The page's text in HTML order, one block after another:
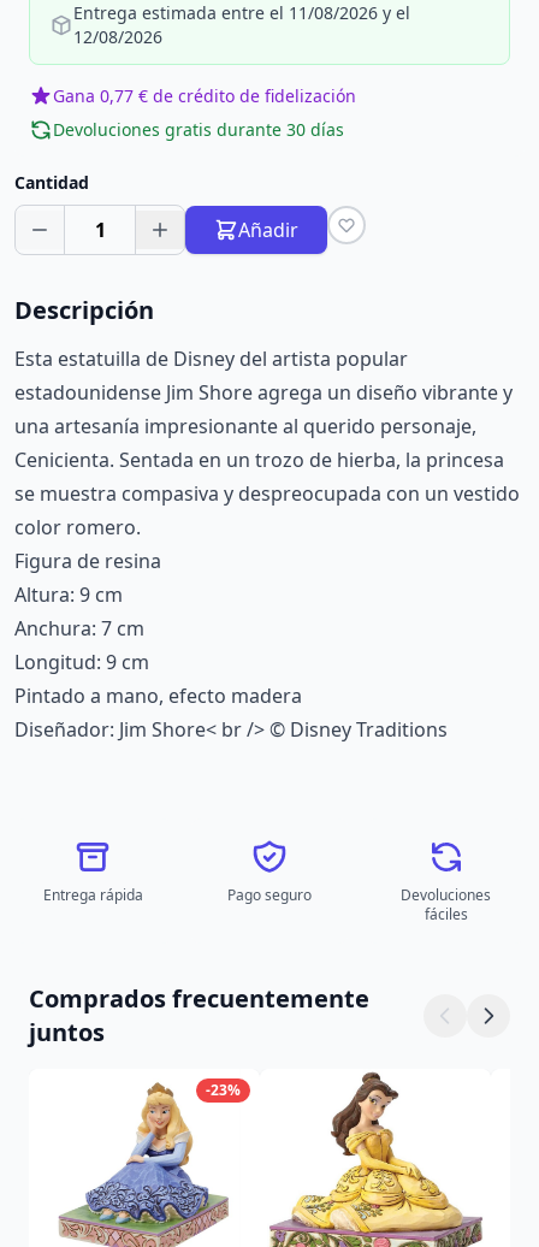
Entrega estimada entre el 11/08/2026 y el
12/08/2026
Gana 0,77 € de crédito de fidelización
Devoluciones gratis durante 30 días
Cantidad
1 Añadir
Descripción
Esta estatuilla de Disney del artista popular
estadounidense Jim Shore agrega un diseño vibrante y
una artesanía impresionante al querido personaje,
Cenicienta. Sentada en un trozo de hierba, la princesa
se muestra compasiva y despreocupada con un vestido
color romero.
Figura de resina
Altura: 9 cm
Anchura: 7 cm
Longitud: 9 cm
Pintado a mano, efecto madera
Diseñador: Jim Shore< br /> © Disney Traditions
Entrega rápida Pago seguro
Devoluciones
fáciles
Comprados frecuentemente
juntos
-23%